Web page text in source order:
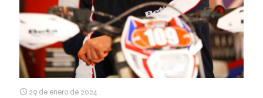
29 de enero de 2024